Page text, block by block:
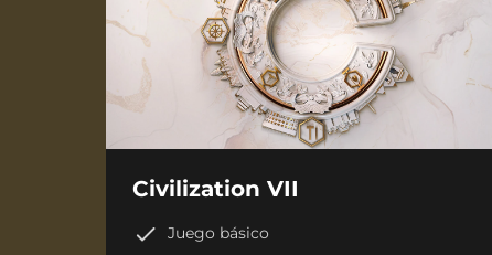
Civilization VII
Juego básico